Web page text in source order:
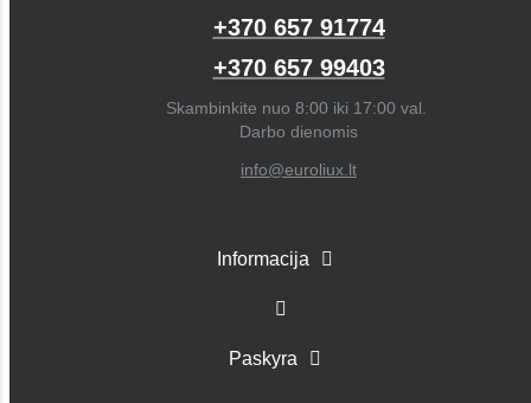
+370 657 91774
+370 657 99403
Skambinkite nuo 8:00 iki 17:00 val.
Darbo dienomis
info@euroliux.lt
Informacija
Paskyra